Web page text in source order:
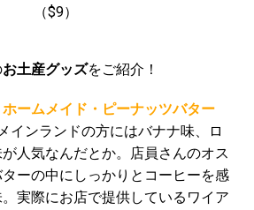
（$9）
お土産グッズをご紹介！
ームメイド・ピーナッツバター
インランドの方にはバナナ味、ロ
人気なんだとか。店員さんのオス
ーの中にしっかりとコーヒーを感
実際にお店で提供しているワイア